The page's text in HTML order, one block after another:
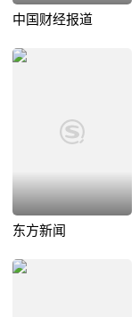
中国财经报道
东方新闻